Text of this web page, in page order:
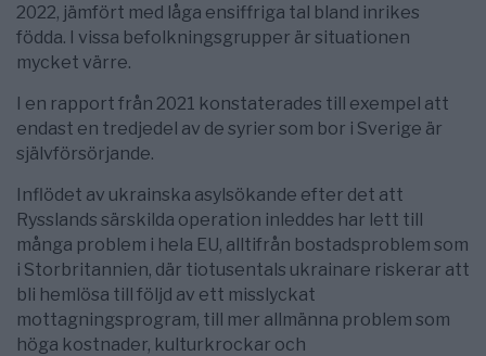
2022, jämfört med låga ensiffriga tal bland inrikes
födda. I vissa befolkningsgrupper är situationen
mycket värre.
I en rapport från 2021 konstaterades till exempel att
endast en tredjedel av de syrier som bor i Sverige är
självförsörjande.
Inflödet av ukrainska asylsökande efter det att
Rysslands särskilda operation inleddes har lett till
många problem i hela EU, alltifrån bostadsproblem som
i Storbritannien, där tiotusentals ukrainare riskerar att
bli hemlösa till följd av ett misslyckat
mottagningsprogram, till mer allmänna problem som
höga kostnader, kulturkrockar och